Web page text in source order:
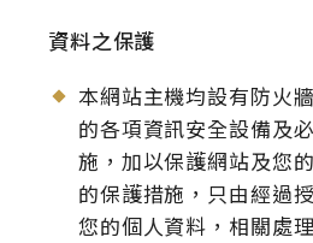
資料之保護
本網站主機均設有防火
的各項資訊安全設備及
施，加以保護網站及您
的保護措施，只由經過
您的個人資料，相關處